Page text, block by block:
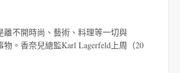
離不開時尚、藝術、料理等一切與
物。香奈兒總監Karl Lagerfeld上周（20